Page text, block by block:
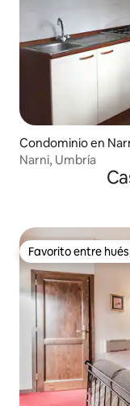
Condominio en
Narni, Umbría
Favorito entre
Favorito entre